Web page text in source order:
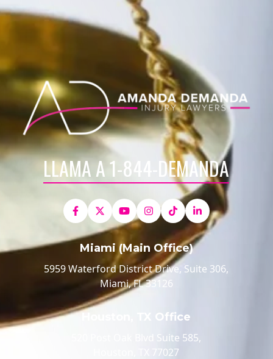
LLAMA A 1-844-DEMANDA
Miami (Main Office)
5959 Waterford District Drive, Suite 306,
Miami, FL 33126
Houston, TX Office
520 Post Oak Blvd Suite 585,
Houston, TX 77027